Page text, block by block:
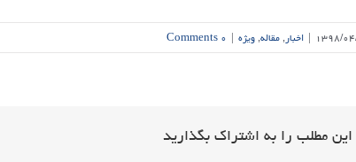
۰۴/۰۲ | اخبار,مقاله,ویژه | ۰ Comments
این مطلب را به اشتراک بگذارید